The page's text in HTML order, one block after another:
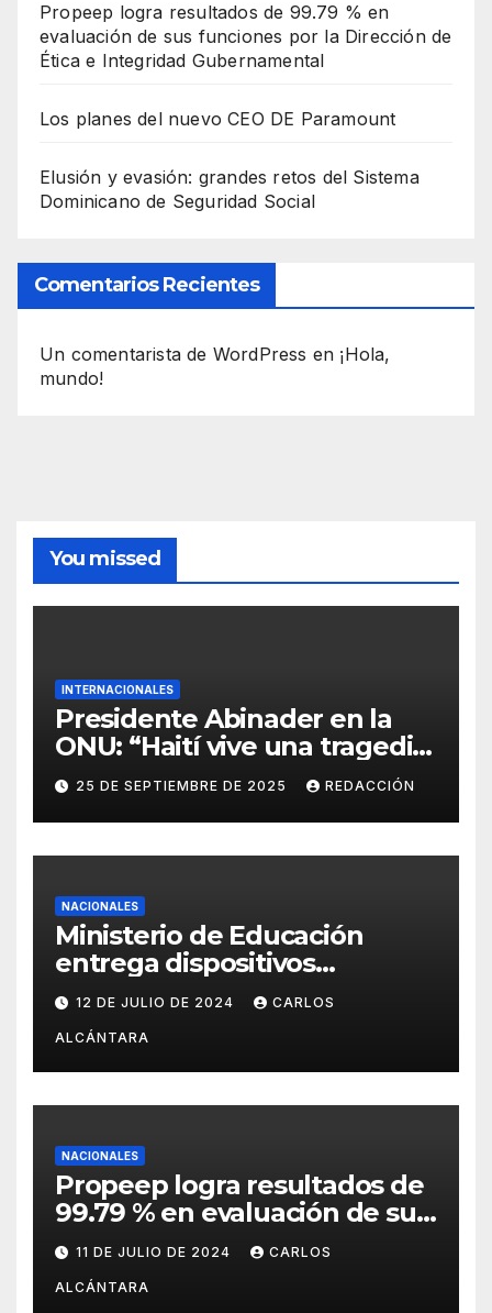
Propeep logra resultados de 99.79 % en
evaluación de sus funciones por la Dirección de
Ética e Integridad Gubernamental
Los planes del nuevo CEO DE Paramount
Elusión y evasión: grandes retos del Sistema
Dominicano de Seguridad Social
Comentarios Recientes
Un comentarista de WordPress en ¡Hola,
mundo!
You missed
INTERNACIONALES
Presidente Abinader en la
ONU: “Haití vive una tragedia
humana sin precedentes”
25 DE SEPTIEMBRE DE 2025 REDACCIÓN
NACIONALES
Ministerio de Educación
entrega dispositivos
electrónicos al Distrito15-05
12 DE JULIO DE 2024 CARLOS
ALCÁNTARA
NACIONALES
Propeep logra resultados de
99.79 % en evaluación de sus
funciones por la Dirección de
Ética e Integridad
Gubernamental
11 DE JULIO DE 2024 CARLOS
ALCÁNTARA